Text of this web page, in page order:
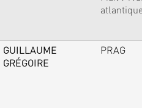
GUILLAUME
GRÉGOIRE
PRAG